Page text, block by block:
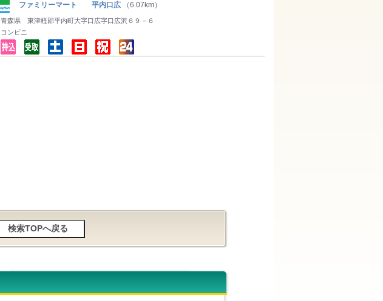
ファミリーマート 平内口広 （6.07km）
青森県 東津軽郡平内町大字口広字口広沢６９－６
コンビニ